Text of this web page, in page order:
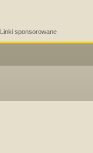
Linki sponsorowane